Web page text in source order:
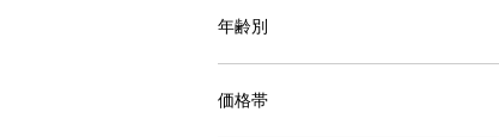
年齢別
価格帯